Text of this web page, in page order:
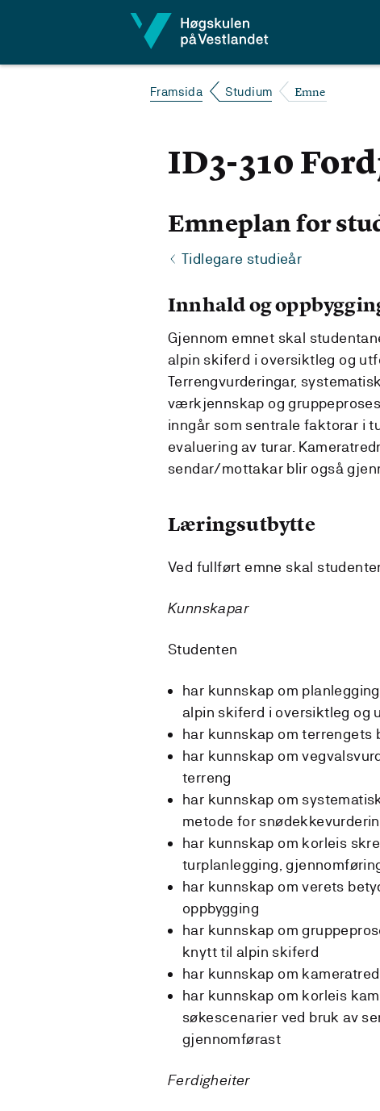
Framsida Studium Emne
ID3-310
Emneplan for
Tidlegare studieår
Innhald og
Gjennom emnet skal
alpin skiferd i oversiktleg og
Terrengvurderingar,
værkjennskap og
inngår som sentrale faktorar i
evaluering av turar.
sendar/mottakar blir også
Læringsutbytte
Ved fullført emne skal
Kunnskapar
Studenten
har kunnskap om
alpin skiferd i oversiktleg og
har kunnskap om
har kunnskap om
terreng
har kunnskap om
metode for
har kunnskap om korleis
turplanlegging,
har kunnskap om verets
oppbygging
har kunnskap om
knytt til alpin skiferd
har kunnskap om
har kunnskap om korleis
søkescenarier ved bruk av
gjennomførast
Ferdigheiter